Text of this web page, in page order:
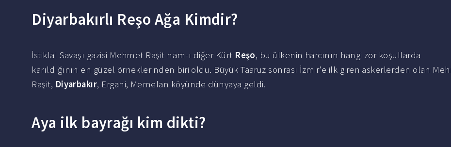
Diyarbakırlı Reşo Ağa Kimdir?
İstiklal Savaşı gazisi Mehmet Raşit nam-ı diğer Kürt Reşo, bu ülkenin harcının hangi zor koşullarda
karıldığının en güzel örneklerinden biri oldu. Büyük Taaruz sonrası İzmir'e ilk giren askerlerden olan
Raşit, Diyarbakır, Ergani, Memelan köyünde dünyaya geldi.
Aya ilk bayrağı kim dikti?